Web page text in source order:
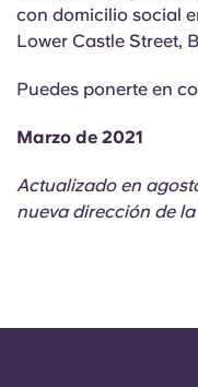
con domicilio social
Lower Castle Street,
Puedes ponerte en
Marzo de 2021
Actualizado en
nueva dirección de la